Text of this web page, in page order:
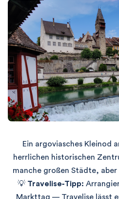
Ein argovia­sches Kleinod
herrlichen historischen
manche großen Städte,
💡 Travelise‑Tipp:
Markttag — Travelise lässt